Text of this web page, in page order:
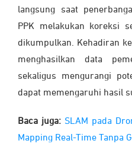
langsung saat
PPK melakukan koreksi
dikumpulkan. Kehadiran
menghasilkan data
sekaligus mengurangi
dapat memengaruhi hasil
Baca juga: SLAM pada
Mapping Real-Time Tanpa